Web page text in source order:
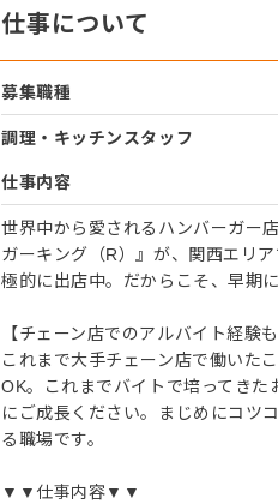
仕事について
募集職種
調理・キッチンスタッフ
仕事内容
世界中から愛されるハンバーガー
ガーキング（R）』が、関西エリ
極的に出店中。だからこそ、早期
【チェーン店でのアルバイト経験も
これまで大手チェーン店で働いた
OK。これまでバイトで培ってき
にご成長ください。まじめにコツ
る職場です。
▼▼仕事内容▼▼